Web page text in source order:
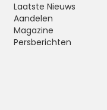
Laatste Nieuws
Aandelen
Magazine
Persberichten